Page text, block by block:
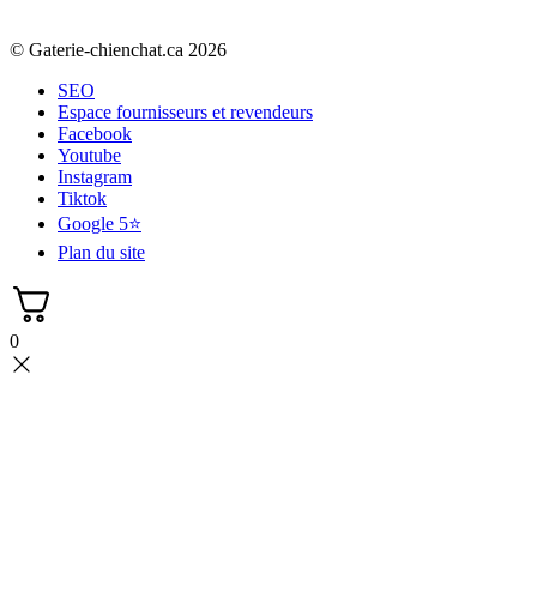
© Gaterie-chienchat.ca 2026
SEO
Espace fournisseurs et revendeurs
Facebook
Youtube
Instagram
Tiktok
Google 5⭐
Plan du site
0